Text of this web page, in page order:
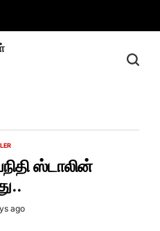
ஸ்டாலின்
ago